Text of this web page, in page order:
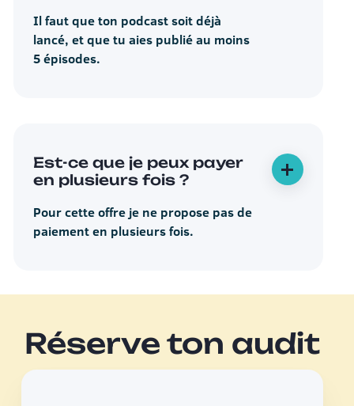
Il faut que ton podcast soit déjà
lancé, et que tu aies publié au moins
5 épisodes.
Est-ce que je peux payer
en plusieurs fois ?
Pour cette offre je ne propose pas de
paiement en plusieurs fois.
Réserve ton audit